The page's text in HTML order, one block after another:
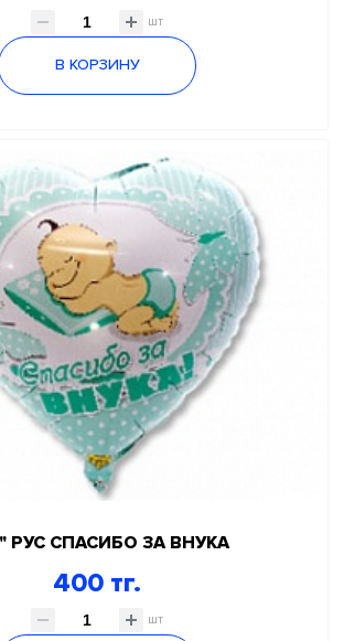
шт
В КОРЗИНУ
РУС СПАСИБО ЗА ВНУКА
400 тг.
шт